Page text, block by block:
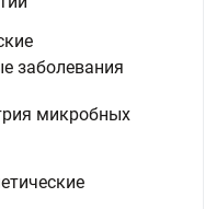
заболевания
микробных